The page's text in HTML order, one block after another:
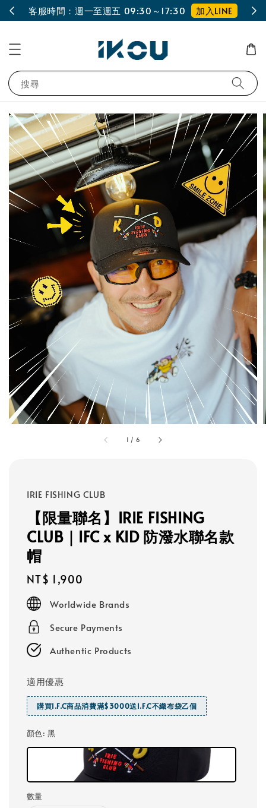
客服時間：週一至週五 09:30～17:30 加入LINE
搜尋
1 / 6
IRIE FISHING CLUB
【限量聯名】IRIE FISHING
CLUB｜IFC x KID 防潑水聯名款
帽
Regular
price
NT$ 1,900
Worldwide Brands
Secure Payments
Authentic Products
適用優惠
購買I.F.C商品消費滿$3000送I.F.C不織布袋乙個
顏色: 黑
數量